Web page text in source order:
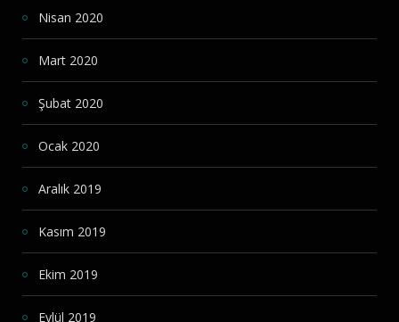
Nisan 2020
Mart 2020
Şubat 2020
Ocak 2020
Aralık 2019
Kasım 2019
Ekim 2019
Eylül 2019